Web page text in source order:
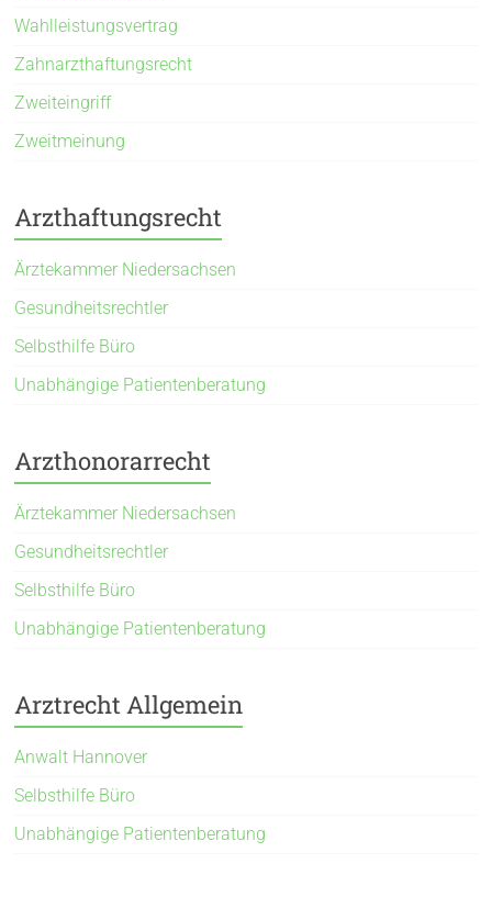
Wahlleistungsvertrag
Zahnarzthaftungsrecht
Zweiteingriff
Zweitmeinung
Arzthaftungsrecht
Ärztekammer Niedersachsen
Gesundheitsrechtler
Selbsthilfe Büro
Unabhängige Patientenberatung
Arzthonorarrecht
Ärztekammer Niedersachsen
Gesundheitsrechtler
Selbsthilfe Büro
Unabhängige Patientenberatung
Arztrecht Allgemein
Anwalt Hannover
Selbsthilfe Büro
Unabhängige Patientenberatung